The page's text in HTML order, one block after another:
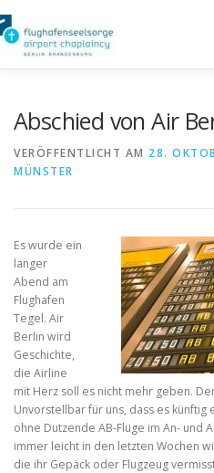
Inhalt
springen
SEELSORGE FÜR PERSONAL
LITURGISCHE ANGEBOTE
IMPRESSUM
Abschied von Air
VERÖFFENTLICHT AM 28.
MÜNSTER
Es wurde ein
langer
Abend am
Flughafen
Tegel. Air
Berlin wird
Geschichte,
die Airline
mit Herz soll es nicht mehr geben.
Unvorstellbar für uns, dass es künftig
ohne Dutzende AB-Flüge im An- und
immer leicht in den letzten Wochen
die ihr Gepäck oder Flugzeug